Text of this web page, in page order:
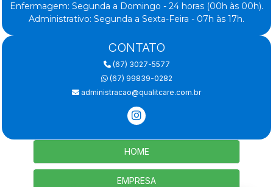
Enfermagem: Segunda a Domingo - 24 horas (00h às 00h).
Administrativo: Segunda a Sexta-Feira - 07h às 17h.
CONTATO
(67) 3027-5577
(67) 99839-0282
administracao@qualitcare.com.br
HOME
EMPRESA